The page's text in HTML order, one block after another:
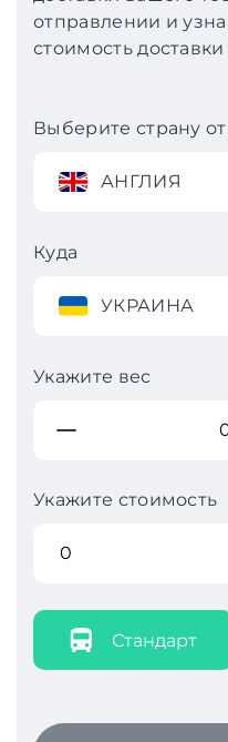
отправлении и
стоимость
Выберите страну
АНГЛИЯ
Куда
УКРАИНА
Укажите вес
Укажите стоимость
Стандарт